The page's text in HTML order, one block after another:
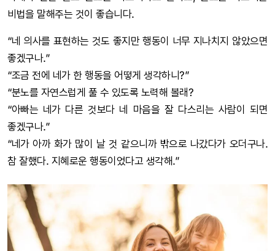
비법을 말해주는 것이 좋습니다.
“네 의사를 표현하는 것도 좋지만 행동이 너무 지나치지 않았으면
좋겠구나.”
“조금 전에 네가 한 행동을 어떻게 생각하니?”
“분노를 자연스럽게 풀 수 있도록 노력해 볼래?
“아빠는 네가 다른 것보다 네 마음을 잘 다스리는 사람이 되면
좋겠구나.”
“네가 아까 화가 많이 날 것 같으니까 밖으로 나갔다가 오더구나.
참 잘했다. 지혜로운 행동이었다고 생각해.”